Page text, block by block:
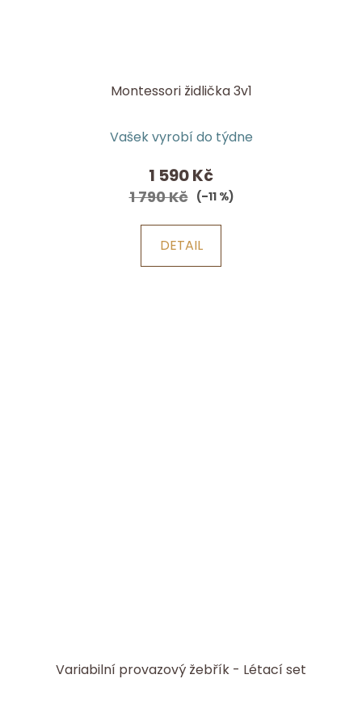
Montessori židlička 3v1
hodnocení
produktu
je
5
Vašek vyrobí do týdne
1 590 Kč
1 790 Kč (–11 %)
DETAIL
Variabilní provazový žebřík - Létací set